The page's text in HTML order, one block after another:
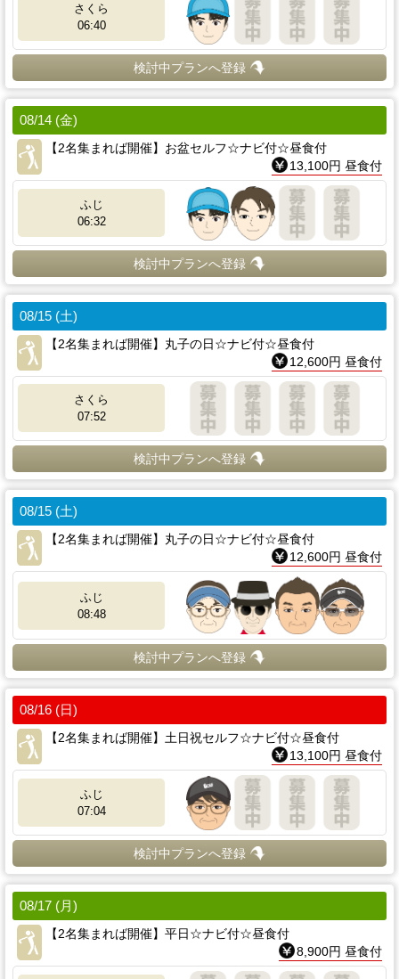
さくら
06:40
検討中プランへ登録
08/14 (金)
【2名集まれば開催】お盆セルフ☆ナビ付☆昼食付
13,100円 昼食付
ふじ
06:32
検討中プランへ登録
08/15 (土)
【2名集まれば開催】丸子の日☆ナビ付☆昼食付
12,600円 昼食付
さくら
07:52
検討中プランへ登録
08/15 (土)
【2名集まれば開催】丸子の日☆ナビ付☆昼食付
12,600円 昼食付
ふじ
08:48
検討中プランへ登録
08/16 (日)
【2名集まれば開催】土日祝セルフ☆ナビ付☆昼食付
13,100円 昼食付
ふじ
07:04
検討中プランへ登録
08/17 (月)
【2名集まれば開催】平日☆ナビ付☆昼食付
8,900円 昼食付